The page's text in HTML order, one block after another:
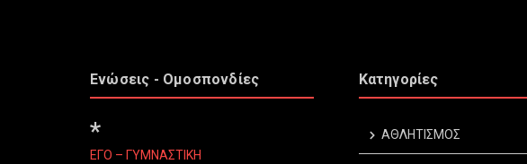
Ενώσεις - Ομοσπονδίες
*
ΕΓΟ – ΓΥΜΝΑΣΤΙΚΗ
Κατηγορίες
ΑΘΛΗΤΙΣΜΟΣ